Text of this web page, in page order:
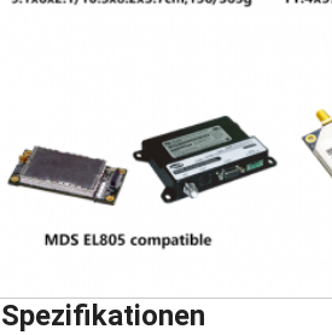
Spezifikationen